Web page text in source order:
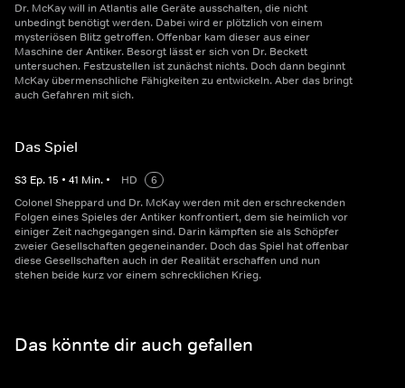
Dr. McKay will in Atlantis alle Geräte ausschalten, die nicht
unbedingt benötigt werden. Dabei wird er plötzlich von einem
mysteriösen Blitz getroffen. Offenbar kam dieser aus einer
Maschine der Antiker. Besorgt lässt er sich von Dr. Beckett
untersuchen. Festzustellen ist zunächst nichts. Doch dann beginnt
McKay übermenschliche Fähigkeiten zu entwickeln. Aber das bringt
auch Gefahren mit sich.
Das Spiel
S3 Ep.15 • 41 Min. • HD
6
Colonel Sheppard und Dr. McKay werden mit den erschreckenden
Folgen eines Spieles der Antiker konfrontiert, dem sie heimlich vor
einiger Zeit nachgegangen sind. Darin kämpften sie als Schöpfer
zweier Gesellschaften gegeneinander. Doch das Spiel hat offenbar
diese Gesellschaften auch in der Realität erschaffen und nun
stehen beide kurz vor einem schrecklichen Krieg.
Das könnte dir auch gefallen